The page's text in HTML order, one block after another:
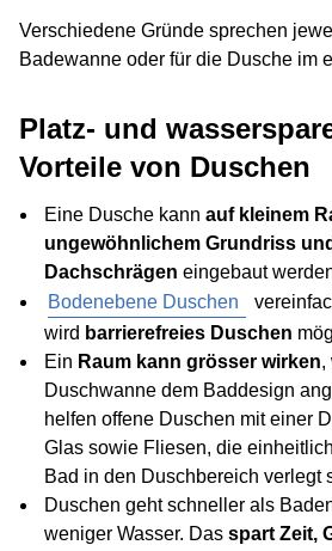
Verschiedene Gründe sprechen
Badewanne oder für die Dusche im
Platz- und
Vorteile von Duschen
Eine Dusche kann auf kleinem
ungewöhnlichem Grundriss
Dachschrägen eingebaut
Bodenebene Duschen
wird barrierefreies Duschen
Ein Raum kann grösser wirken,
Duschwanne dem Baddesign
helfen offene Duschen mit einer
Glas sowie Fliesen, die
Bad in den Duschbereich verlegt
Duschen geht schneller als
weniger Wasser. Das spart Zeit,